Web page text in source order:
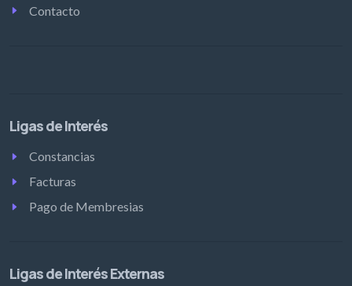
Contacto
Ligas de Interés
Constancias
Facturas
Pago de Membresias
Ligas de Interés Externas